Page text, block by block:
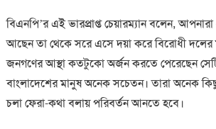
বিএনপি’র এই ভারপ্রাপ্ত চেয়ারম্যান বলেন, আপনারা
আছেন তা থেকে সরে এসে দয়া করে বিরোধী দলের
জনগণের আস্থা কতটুকো অর্জন করতে পেরেছেন সেটি
বাংলাদেশের মানুষ অনেক সচেতন। তারা অনেক
চলা ফেরা-কথা বলায় পরিবর্তন আনতে হবে।